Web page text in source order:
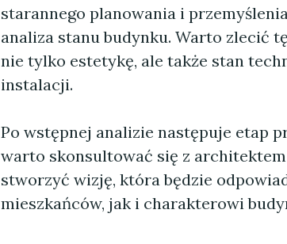
starannego planowania i
analiza stanu budynku. Warto zlecić
nie tylko estetykę, ale także stan
instalacji.
Po wstępnej analizie następuje etap
warto skonsultować się z
stworzyć wizję, która będzie
mieszkańców, jak i charakterowi